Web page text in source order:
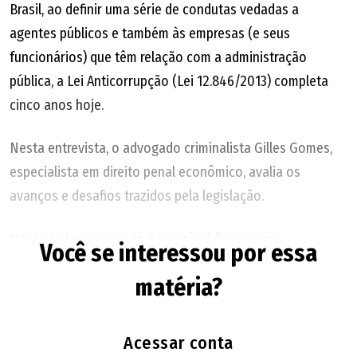
Brasil, ao definir uma série de condutas vedadas a
agentes públicos e também às empresas (e seus
funcionários) que têm relação com a administração
pública, a Lei Anticorrupção (Lei 12.846/2013) completa
cinco anos hoje.
Nesta entrevista, o advogado criminalista Gilles Gomes,
especialista em direito penal econômico, avalia os
avanços e desafios trazidos pela legislação.
Nesses cinco anos, já é possível fazer uma
avaliação?
entre a iniciativa privada e a pública. Temos uma herança
Você se interessou por essa
matéria?
Acessar conta